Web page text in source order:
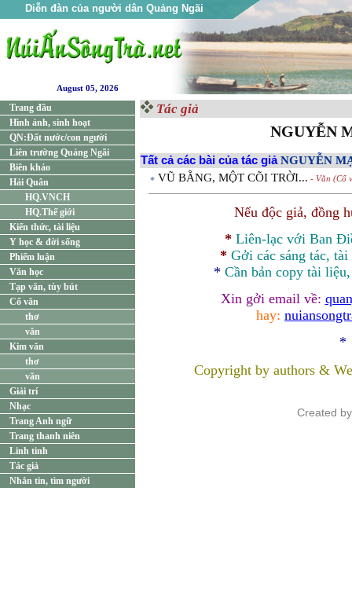
Diễn đàn của người dân Quảng Ngãi
August 05, 2026
Trang đầu
Hình ảnh, sinh hoạt
QN:Đất nước/con người
Liên trường Quảng Ngãi
Biên khảo
Hải Quân
HQ.VNCH
HQ.Thế giới
Kiến thức, tài liệu
Y học & đời sống
Phiếm luận
Văn học
Tạp văn, tùy bút
Cổ văn
thơ
văn
Kim văn
thơ
văn
Giải trí
Nhạc
Trang Anh ngữ
Trang thanh niên
Linh tinh
Tác giả
Nhắn tin, tìm người
Tác giả
NGUYỄN
Tất cả các bài của tác giảNGUYỄN
VŨ BẰNG, MỘT CÕI TRỜI... - Văn (Cổ
Nếu độc giả, đồng
* Liên-lạc với Ban
* Gởi các sáng tác,
* Cần bản copy tài
Xin gởi email về:
hay:
*
Copyright by authors &
Created